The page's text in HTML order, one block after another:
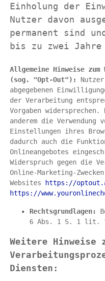
Einholung der
Nutzer davon
permanent sind
bis zu zwei Jahre
Allgemeine Hinweise
(sog. "Opt-Out"):
abgegebenen
der Verarbeitung
Vorgaben
anderem die Verwendung
Einstellungen ihres
dadurch auch die
Onlineangebotes
Widerspruch gegen die
Online-Marketing-
Websites
https://
https://
Rechtsgrundlagen:
6 Abs. 1 S. 1 lit. f)
Weitere Hinweise
Diensten: